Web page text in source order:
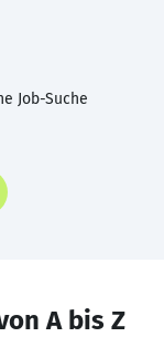
Job-Suche
A bis Z